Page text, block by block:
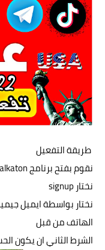
طريقة التفعيل
نقوم بفتح برنامج talkaton
نختار signup
نختار بواسطة ايميل
الهاتف من قبل
الشرط الثاني ان يكون